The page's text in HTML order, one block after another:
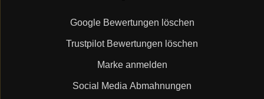
Google Bewertungen löschen
Trustpilot Bewertungen löschen
Marke anmelden
Social Media Abmahnungen